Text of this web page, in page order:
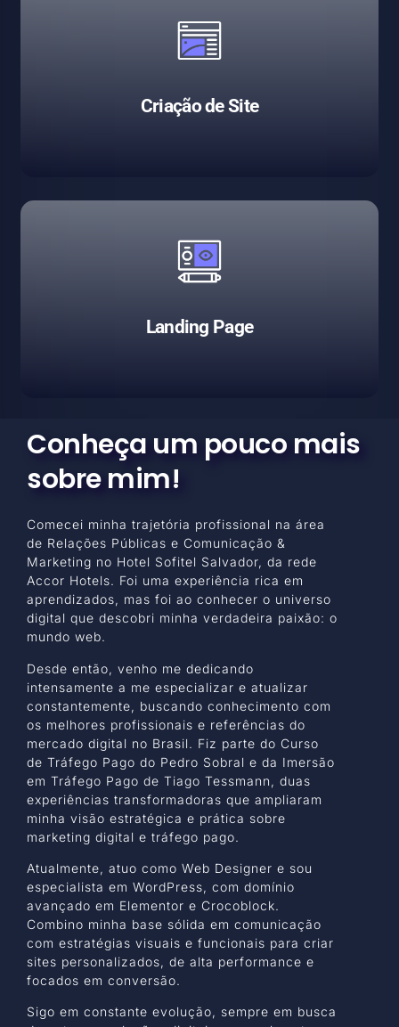
Criação de Site
Landing Page
Conheça um pouco mais
sobre mim!
Comecei minha trajetória profissional na área
de Relações Públicas e Comunicação &
Marketing no Hotel Sofitel Salvador, da rede
Accor Hotels. Foi uma experiência rica em
aprendizados, mas foi ao conhecer o universo
digital que descobri minha verdadeira paixão: o
mundo web.
Desde então, venho me dedicando
intensamente a me especializar e atualizar
constantemente, buscando conhecimento com
os melhores profissionais e referências do
mercado digital no Brasil. Fiz parte do Curso
de Tráfego Pago do Pedro Sobral e da Imersão
em Tráfego Pago de Tiago Tessmann, duas
experiências transformadoras que ampliaram
minha visão estratégica e prática sobre
marketing digital e tráfego pago.
Atualmente, atuo como Web Designer e sou
especialista em WordPress, com domínio
avançado em Elementor e Crocoblock.
Combino minha base sólida em comunicação
com estratégias visuais e funcionais para criar
sites personalizados, de alta performance e
focados em conversão.
Sigo em constante evolução, sempre em busca